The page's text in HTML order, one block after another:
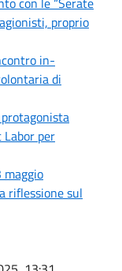
proprio
in-
di
per
maggio
riflessione sul